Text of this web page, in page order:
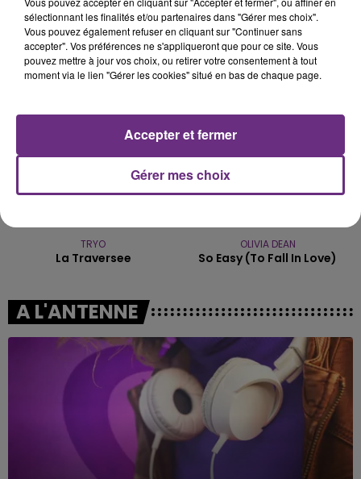
NELLY FURTADO
Say It Right
ALEX WARREN
Fever Dream
15h29
15h29
TRYO
La Traversee
15h26
15h26
OLIVIA DEAN
So Easy (to Fall In Love)
A L'ANTENNE
sélectionnant les finalités et/ou partenaires dans "Gérer mes choix".
Vous pouvez également refuser en cliquant sur "Continuer sans
accepter". Vos préférences ne s'appliqueront que pour ce site. Vous
pouvez mettre à jour vos choix, ou retirer votre consentement à tout
moment via le lien "Gérer les cookies" situé en bas de chaque page.
Gérer mes choix
Accepter et fermer